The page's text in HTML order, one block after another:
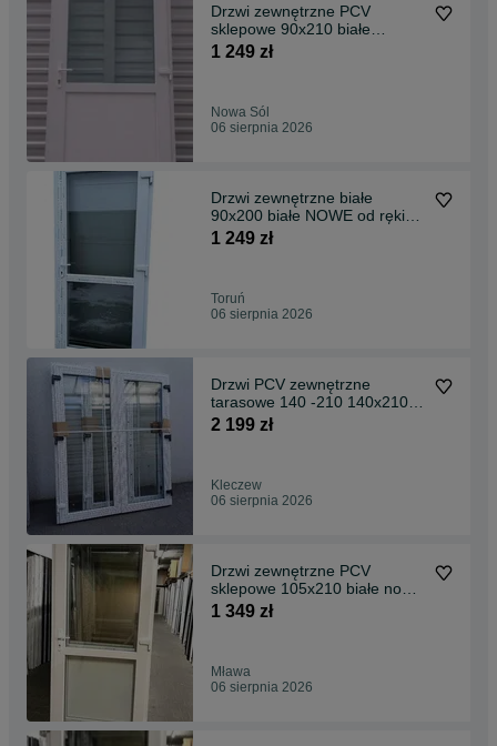
Drzwi zewnętrzne PCV
sklepowe 90x210 białe
RÓŻNE WYMIARY KOLOR
1 249 zł
Nowa Sól
06 sierpnia 2026
Drzwi zewnętrzne białe
90x200 białe NOWE od ręki
TRANSPORT CAŁA Polska
1 249 zł
Toruń
06 sierpnia 2026
Drzwi PCV zewnętrzne
tarasowe 140 -210 140x210
białe z słupkiem ruch
2 199 zł
Kleczew
06 sierpnia 2026
Drzwi zewnętrzne PCV
sklepowe 105x210 białe nowe
TRANSPORT CAŁA POLSKA
1 349 zł
Mława
06 sierpnia 2026